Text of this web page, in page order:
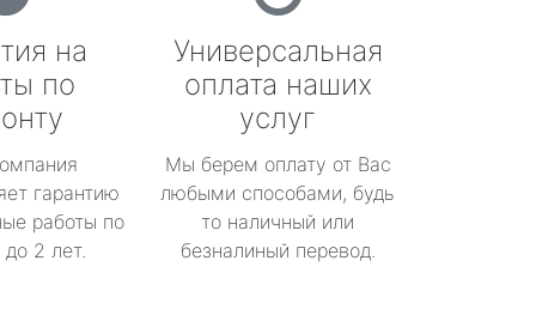
на
по
гарантию
работы по
2 лет.
Универсальная
оплата наших
услуг
Мы берем оплату от Вас
любыми способами, будь
то наличный или
безналиный перевод.